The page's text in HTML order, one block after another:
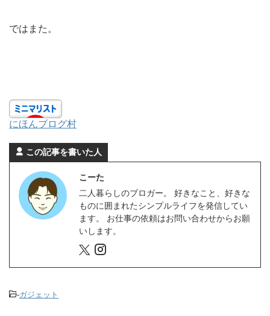
ではまた。
にほんブログ村
この記事を書いた人
こーた
二人暮らしのブロガー。 好きなこと、好きな
ものに囲まれたシンプルライフを発信してい
ます。 お仕事の依頼はお問い合わせからお願
いします。
-ガジェット